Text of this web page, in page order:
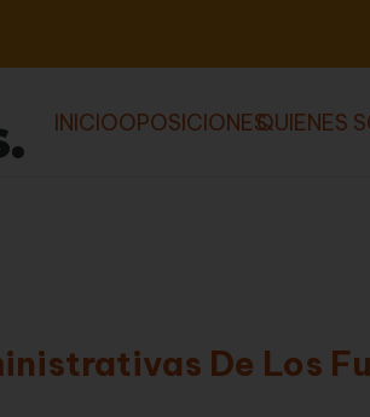
INICIOOPOSICIONESQUIENES
De Los